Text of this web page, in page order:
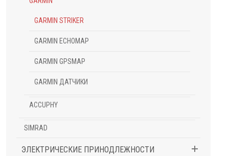
GARMIN STRIKER
GARMIN ECHOMAP
GARMIN GPSMAP
GARMIN ДАТЧИКИ
ACCUPHY
SIMRAD
ЭЛЕКТРИЧЕСКИЕ ПРИНОДЛЕЖНОСТИ